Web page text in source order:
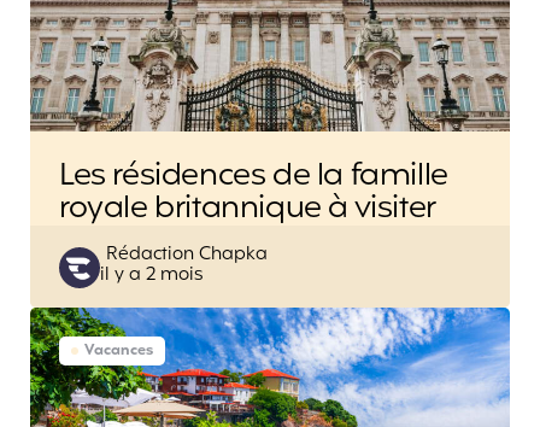
Les résidences de la famille
royale britannique à visiter
Posted
by
Rédaction Chapka
il y a 2 mois
Vacances